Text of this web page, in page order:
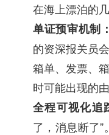
在海上漂泊的
单证预审机制
的资深报关员
箱单、发票、
时可能出现的
全程可视化追
了，消息断了